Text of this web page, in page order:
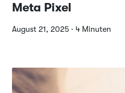
Meta Pixel
August 21, 2025 · 4 Minuten